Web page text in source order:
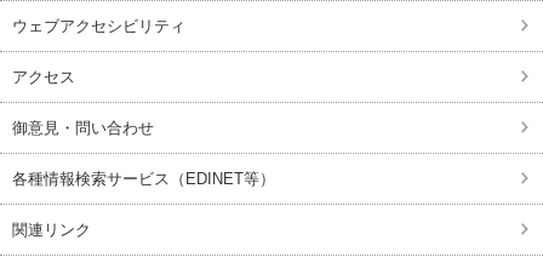
ウェブアクセシビリティ
アクセス
御意見・問い合わせ
各種情報検索サービス（EDINET等）
関連リンク